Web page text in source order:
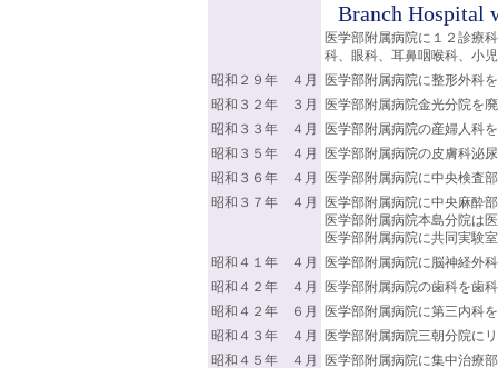
Branch Hospital
医学部附属病院に１２診療
科、眼科、耳鼻咽喉科、小
昭和２９年 ４月
医学部附属病院に整形外科
昭和３２年 ３月
医学部附属病院金光分院を
昭和３３年 ４月
医学部附属病院の産婦人科
昭和３５年 ４月
医学部附属病院の皮膚科泌
昭和３６年 ４月
医学部附属病院に中央検査
昭和３７年 ４月
医学部附属病院に中央麻酔
医学部附属病院本島分院は
医学部附属病院に共同実験
昭和４１年 ４月
医学部附属病院に脳神経外
昭和４２年 ４月
医学部附属病院の歯科を歯
昭和４２年 ６月
医学部附属病院に第三内科
昭和４３年 ４月
医学部附属病院三朝分院に
昭和４５年 ４月
医学部附属病院に集中治療